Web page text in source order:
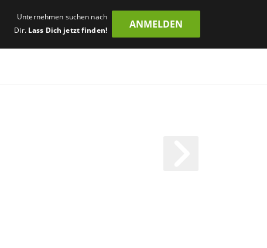
Unternehmen suchen nach
Dir. Lass Dich jetzt finden!
ANMELDEN